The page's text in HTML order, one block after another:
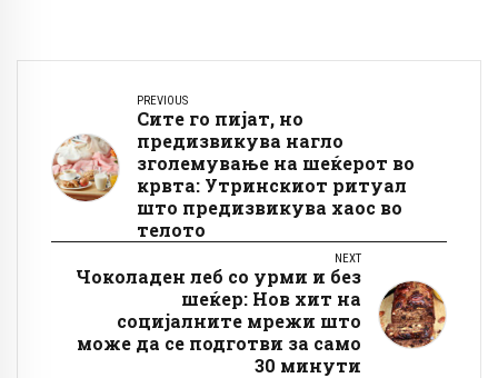
PREVIOUS
Сите го пијат, но
предизвикува нагло
зголемување на шеќерот во
крвта: Утринскиот ритуал
што предизвикува хаос во
телото
NEXT
Чоколаден леб со урми и без
шеќер: Нов хит на
социјалните мрежи што
може да се подготви за само
30 минути